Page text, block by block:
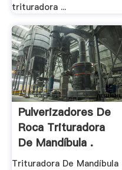
trituradora ...
Pulverizadores De
Roca Trituradora
De Mandíbula .
Trituradora De Mandíbula